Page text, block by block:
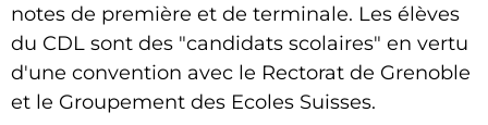
notes de première et de terminale. Les élèves
du CDL sont des "candidats scolaires" en vertu
d'une convention avec le Rectorat de Grenoble
et le Groupement des Ecoles Suisses.